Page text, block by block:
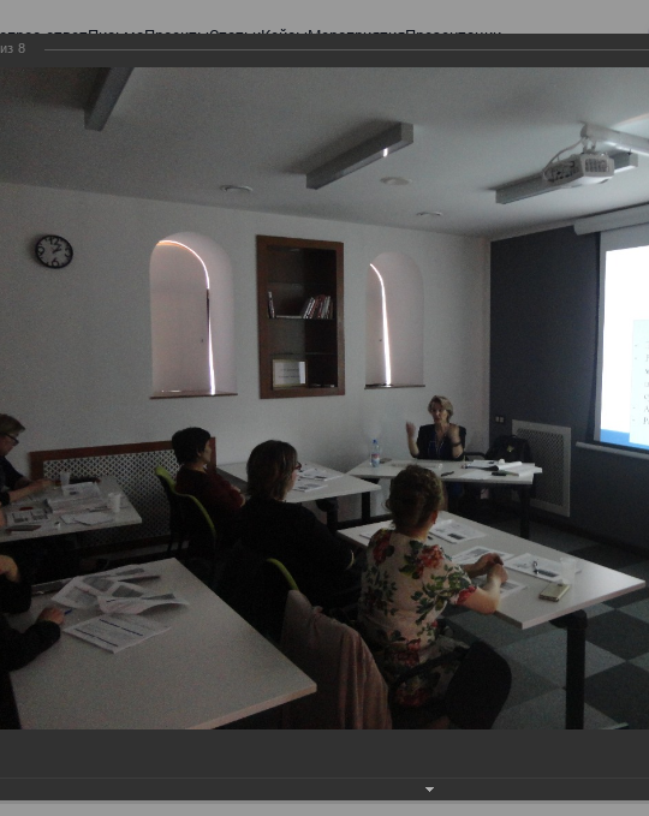
ответПисьмаПроектыСтатьиКейсыМероприятияПрезентации
доходов нерезидентов в 2018 году
доходов нерезидентов в 2018
в 2018 году
из 8